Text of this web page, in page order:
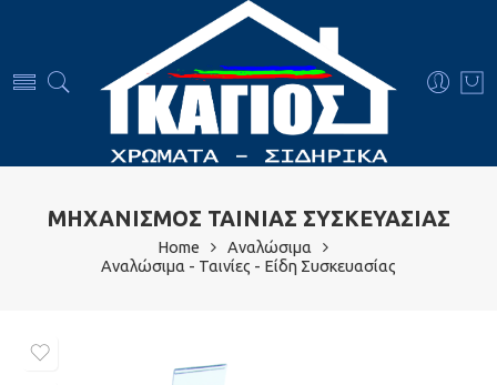
ΜΗΧΑΝΙΣΜΟΣ ΤΑΙΝΙΑΣ ΣΥΣΚΕΥΑΣΙΑΣ
Home
Αναλώσιμα
Αναλώσιμα - Ταινίες - Είδη Συσκευασίας